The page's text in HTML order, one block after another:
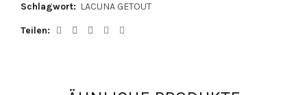
Schlagwort: LACUNA GETOUT
Teilen